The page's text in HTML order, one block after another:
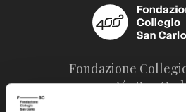
Fondazione
Via San